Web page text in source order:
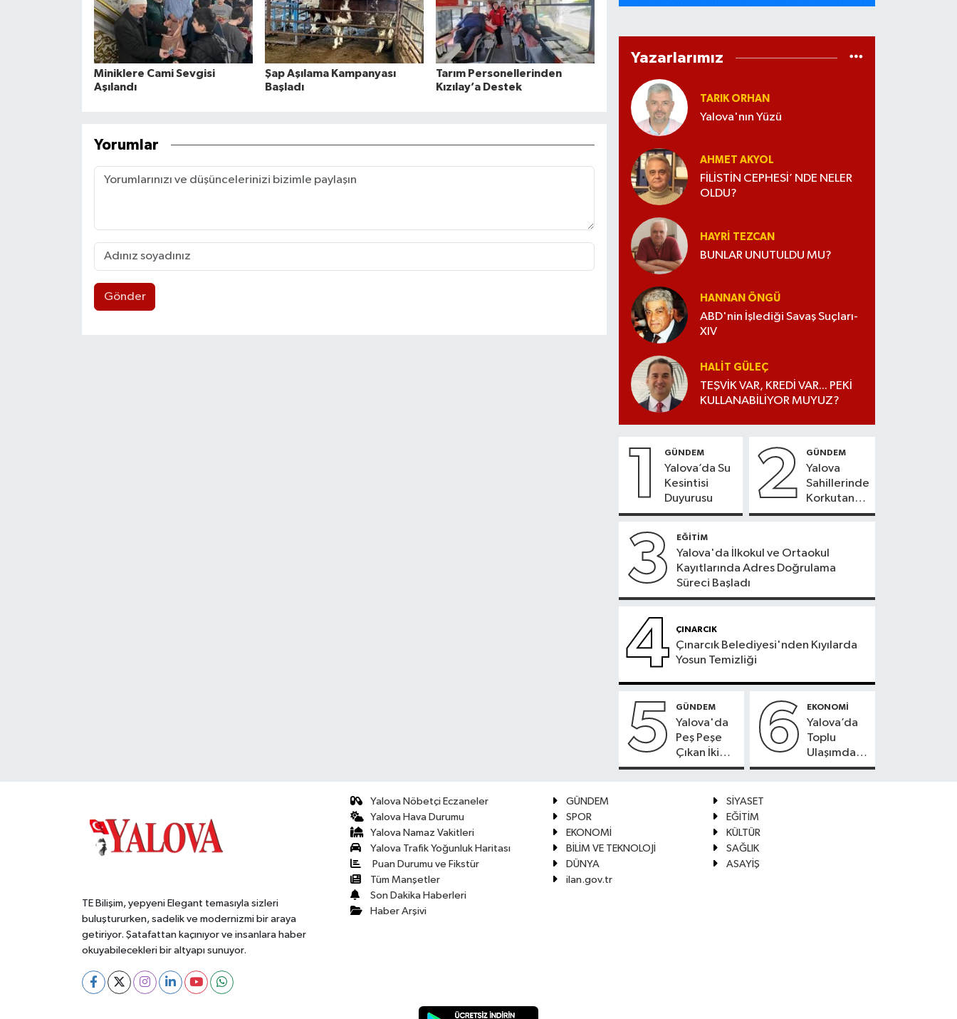
Miniklere Cami Sevgisi
Aşılandı
Şap Aşılama Kampanyası
Başladı
Tarım Personellerinden
Kızılay’a Destek
Yorumlar
Gönder
Yazarlarımız
TARIK ORHAN
Yalova'nın Yüzü
AHMET AKYOL
FİLİSTİN CEPHESİ’ NDE NELER
OLDU?
HAYRI TEZCAN
BUNLAR UNUTULDU MU?
HANNAN ÖNGÜ
ABD'nin İşlediği Savaş Suçları-
XIV
HALIT GÜLEÇ
TEŞVİK VAR, KREDİ VAR... PEKİ
KULLANABİLİYOR MUYUZ?
1 GÜNDEM
Yalova’da Su
Kesintisi
Duyurusu
2 GÜNDEM
Yalova
Sahillerinde
Korkutan
Tablo
3 EĞİTİM
Yalova'da İlkokul ve Ortaokul
Kayıtlarında Adres Doğrulama
Süreci Başladı
4 ÇINARCIK
Çınarcık Belediyesi'nden Kıyılarda
Yosun Temizliği
5 GÜNDEM
Yalova'da
Peş Peşe
Çıkan İki
Yangın
6 EKONOMİ
Yalova’da
Toplu
Ulaşımda
Kartlı
TE Bilişim, yepyeni Elegant temasıyla sizleri
buluştururken, sadelik ve modernizmi bir araya
getiriyor. Şatafattan kaçınıyor ve insanlara haber
okuyabilecekleri bir altyapı sunuyor.
Yalova Nöbetçi Eczaneler
Yalova Hava Durumu
Yalova Namaz Vakitleri
Yalova Trafik Yoğunluk Haritası
Puan Durumu ve Fikstür
Tüm Manşetler
Son Dakika Haberleri
Haber Arşivi
GÜNDEM
SİYASET
SPOR
EĞİTİM
EKONOMİ
KÜLTÜR
BİLİM VE TEKNOLOJİ
SAĞLIK
DÜNYA
ASAYİŞ
ilan.gov.tr